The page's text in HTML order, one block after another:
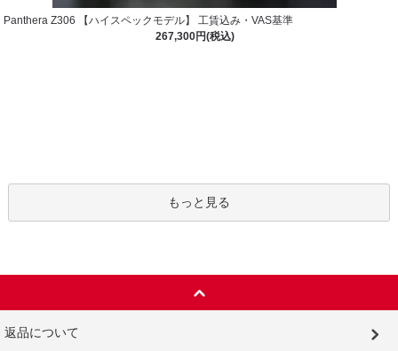
Panthera Z306 【ハイスペックモデル】 工賃込み・VAS基準
267,300円(税込)
もっと見る
返品について